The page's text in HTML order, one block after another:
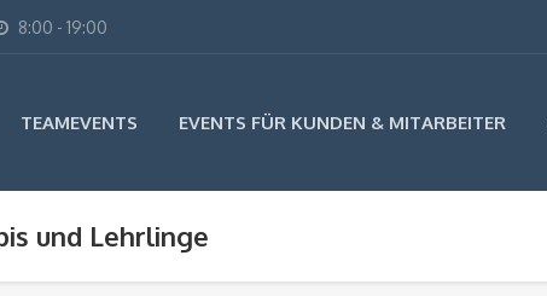
8:00 - 19:00
TEAMEVENTS EVENTS FÜR KUNDEN & MITARBEITER
und Lehrlinge